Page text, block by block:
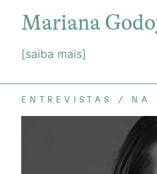
Mariana
[saiba mais]
ENTREVISTAS NA